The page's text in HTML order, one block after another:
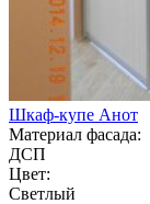
Шкаф-купе Анот
Материал фасада:
ДСП
Цвет:
Светлый